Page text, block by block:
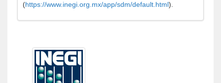
(https://www.inegi.org.mx/app/sdm/default.html).